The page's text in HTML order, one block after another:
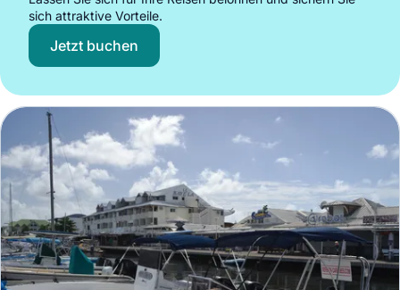
sich attraktive Vorteile.
Jetzt buchen